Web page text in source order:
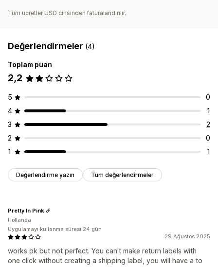
Tüm ücretler USD cinsinden faturalandırılır.
Değerlendirmeler (4)
Toplam puan
2,2
5
0
4
1
3
2
2
0
1
1
Değerlendirme yazın Tüm değerlendirmeler
29 Ağustos 2025
works ok but not perfect. You can't make return labels with
one click without creating a shipping label, you will have a to
Pretty In Pink
Hollanda
Uygulamayı kullanma süresi:24 gün